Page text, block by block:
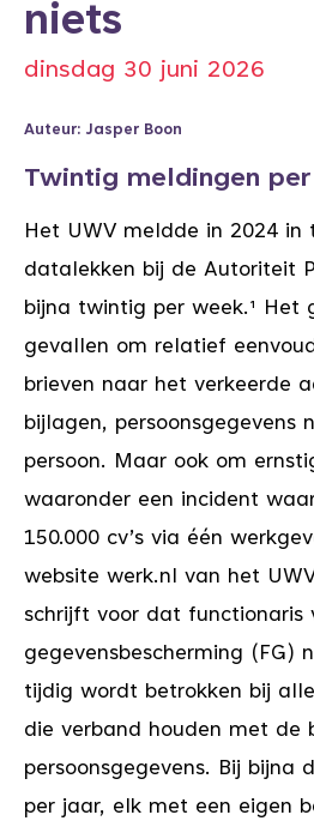
niets
dinsdag 30 juni 2026
Auteur: Jasper Boon
Twintig meldingen per
Het UWV meldde in 2024 in
datalekken bij de Autoriteit
bijna twintig per week.¹ Het
gevallen om relatief
brieven naar het verkeerde
bijlagen, persoonsgegevens
persoon. Maar ook om
waaronder een incident
150.000 cv’s via één
website werk.nl van het
schrijft voor dat functionaris
gegevensbescherming (FG)
tijdig wordt betrokken bij
die verband houden met de
persoonsgegevens. Bij bijna
per jaar, elk met een eigen